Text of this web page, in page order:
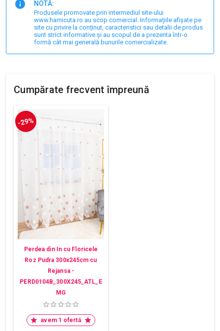
NOTĂ:
Produsele promovate prin intermediul site-ului
www.harnicuta.ro au scop comercial. Informațiile afișate pe
site cu privire la conținut, caracteristici sau detalii de produs
sunt strict informative și au scopul de a prezenta într-o
formă cât mai generală bunurile comercializate.
Cumpărate frecvent împreună
-29%
Perdea din In cu Floricele
Roz Pudra 300x245cm cu
Rejansa -
PERD0104B_300X245_ATL_E
MG
avem 1 ofertă